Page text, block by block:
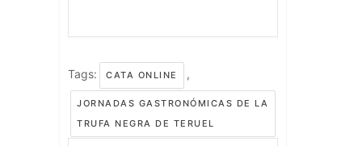
Tags: CATA ONLINE ,
JORNADAS GASTRONÓMICAS DE LA
TRUFA NEGRA DE TERUEL